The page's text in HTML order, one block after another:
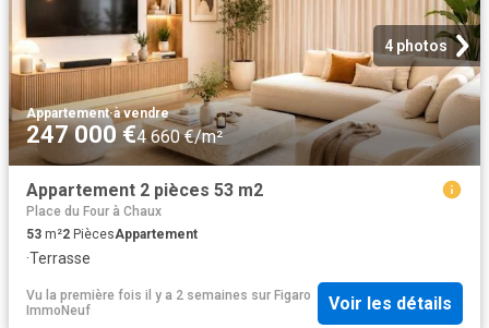
4 photos
Appartement·à vendre
247 000 €4 660 €/m²
Appartement 2 pièces 53 m2
Place du Four à Chaux
53 m²2 PiècesAppartement
·Terrasse
Vu la première fois il y a 2 semaines sur Figaro
ImmoNeuf
Voir les détails